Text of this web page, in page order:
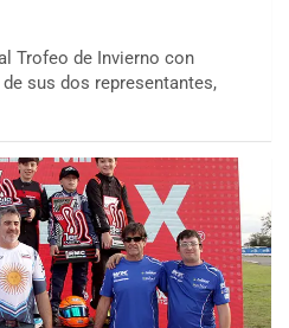
Trofeo de Invierno con
sus dos representantes,